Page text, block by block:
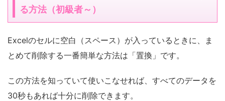
る方法（初級者～）
Excelのセルに空白（スペース）が入っているときに、ま
とめて削除する一番簡単な方法は「置換」です。
この方法を知っていて使いこなせれば、すべてのデータを
30秒もあれば十分に削除できます。